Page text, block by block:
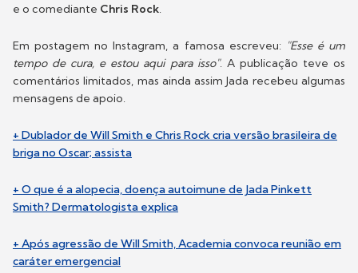
e o comediante Chris Rock.
Em postagem no Instagram, a famosa escreveu: "Esse é um
tempo de cura, e estou aqui para isso". A publicação teve os
comentários limitados, mas ainda assim Jada recebeu algumas
mensagens de apoio.
+ Dublador de Will Smith e Chris Rock cria versão brasileira de
briga no Oscar; assista
+ O que é a alopecia, doença autoimune de Jada Pinkett
Smith? Dermatologista explica
+ Após agressão de Will Smith, Academia convoca reunião em
caráter emergencial